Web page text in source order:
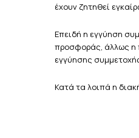
έχουν ζητηθεί
Επειδή η εγγύηση
προσφοράς, άλλως η
εγγύησης
Κατά τα λοιπά η